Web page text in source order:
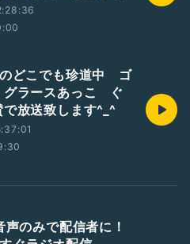
どこでも珍道中 ゴ
ラースあっこ ぐ
放送致します^_^
のみで配信者に！